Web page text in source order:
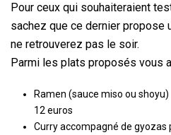
Pour ceux qui souhaiteraient
sachez que ce dernier propose
ne retrouverez pas le soir.
Parmi les plats proposés vous
Ramen (sauce miso ou
12 euros
Curry accompagné de gyozas